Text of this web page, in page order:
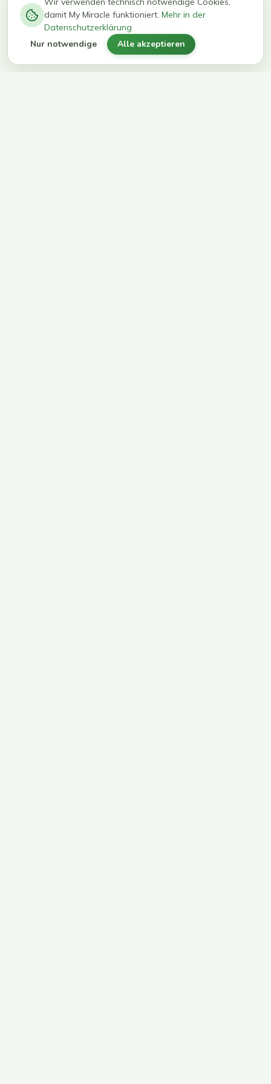
kg in 12
Wochen
erreichen
ihr Ziel
damit My Miracle funktioniert. Mehr in der
Datenschutzerklärung
Nur notwendige Alle akzeptieren